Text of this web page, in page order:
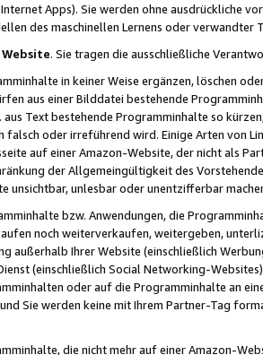
Apps). Sie werden ohne ausdrückliche
des maschinellen Lernens oder
. Sie tragen die ausschließliche
in keiner Weise ergänzen, löschen
aus einer Bilddatei bestehende
Text bestehende Programminhalte so
falsch oder irreführend wird. Einige Arten von
auf einer Amazon-Website, der nicht als
der Allgemeingültigkeit des
unsichtbar, unlesbar oder unentzifferbar
bzw. Anwendungen, die
noch weiterverkaufen, weitergeben,
außerhalb Ihrer Website (einschließlich
(einschließlich Social Networking-
oder auf die Programminhalte an
Sie werden keine mit Ihrem Partner-Tag
die nicht mehr auf einer Amazon-